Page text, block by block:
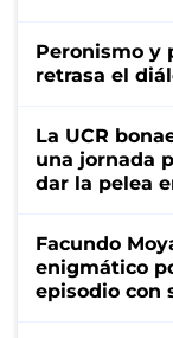
Peronismo y
retrasa el
La UCR
una jornada
dar la pelea
Facundo
enigmático
episodio con